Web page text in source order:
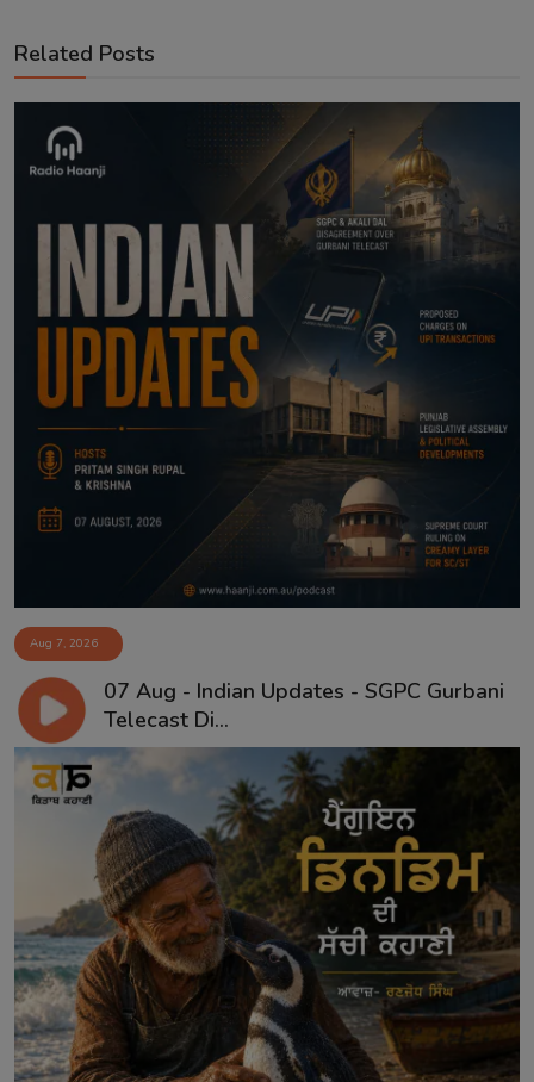
Related Posts
Aug 7, 2026
07 Aug - Indian Updates - SGPC Gurbani
Telecast Di...